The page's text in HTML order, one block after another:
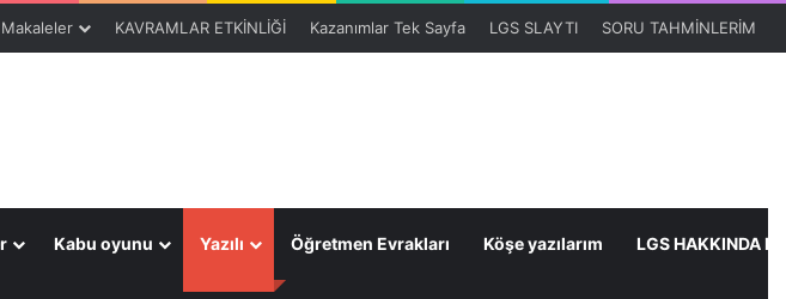
Makaleler KAVRAMLAR ETKİNLİĞİ Kazanımlar Tek Sayfa LGS SLAYTI SORU TAHMİNLERİM
Kabu oyunu Yazılı Öğretmen Evrakları Köşe yazılarım LGS HAKKINDA